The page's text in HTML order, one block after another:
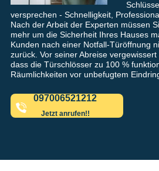
versprechen - Schnelligkeit,
Nach der Arbeit der Experten müssen
mehr um die Sicherheit Ihres Hauses
Kunden nach einer Notfall-Türöffnung
zurück. Vor seiner Abreise
dass die Türschlösser zu 100 %
Räumlichkeiten vor unbefugtem
097006521212
Jetzt anrufen!!